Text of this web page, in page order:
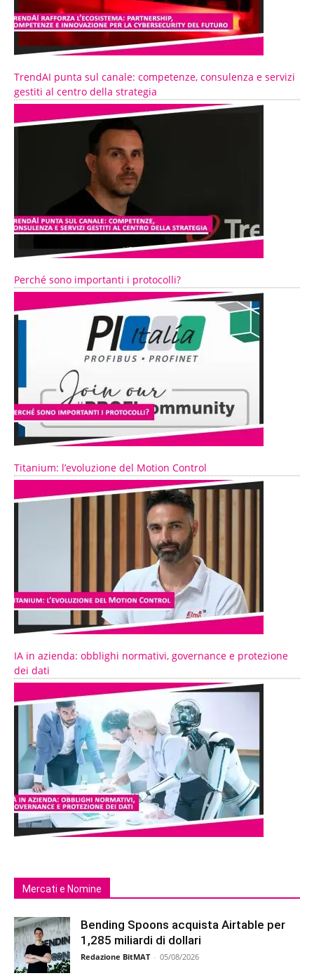
TrendAI punta sul canale: competenze, consulenza e servizi
gestiti al centro della strategia
Perché sono importanti i protocolli?
Titanium: l’evoluzione del Motion Control
IA in azienda: obblighi normativi, governance e protezione
dei dati
Mercati e Nomine
Bending Spoons acquista Airtable per
1,285 miliardi di dollari
Redazione BitMAT - 05/08/2026